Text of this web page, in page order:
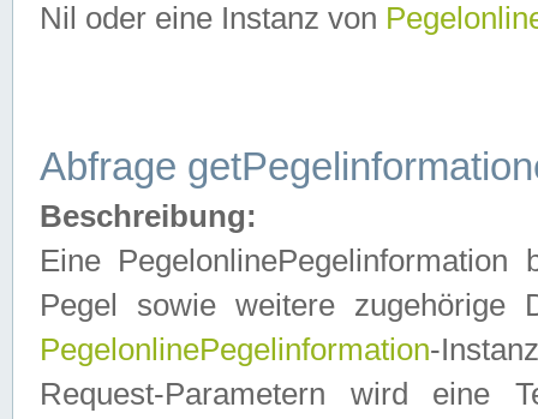
Nil oder eine Instanz von
Abfrage
Beschreibung:
Eine
Pegel sowie weitere zugehörige
PegelonlinePegelinformation-
Request-Parametern wird eine